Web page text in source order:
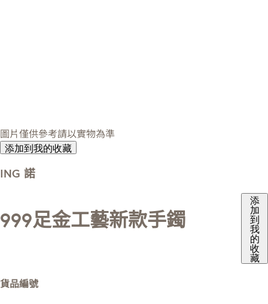
圖片僅供參考請以實物為準
添加到我的收藏
ING 諾
999足金工藝新款手鐲
添
加
到
我
的
收
藏
貨品編號